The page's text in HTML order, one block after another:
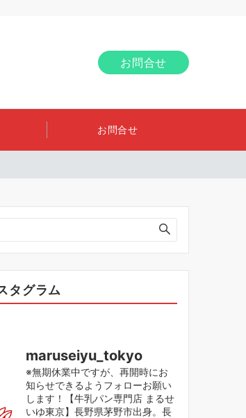
お問合せ
お問合せ
タグラム
maruseiyu_tokyo
※無期休業中ですが、再開時にお
知らせできるようフォローお願い
します！【牛乳パン専門店 まるせ
いゆ東京】長野県茅野市出身。長